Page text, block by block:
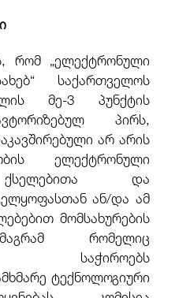
რომ „ელექტრონული
საქართველოს
მე-3 პუნქტის
პირს,
არ არის
ელექტრონული
ქსელებითა და
ან/და ამ
მომსახურების
რომელიც
საჭიროებს
ტექნოლოგიური